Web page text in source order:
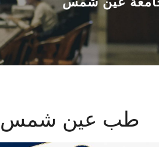
الشئون الأكاديمية
البحث العلمي
طب عين شمس